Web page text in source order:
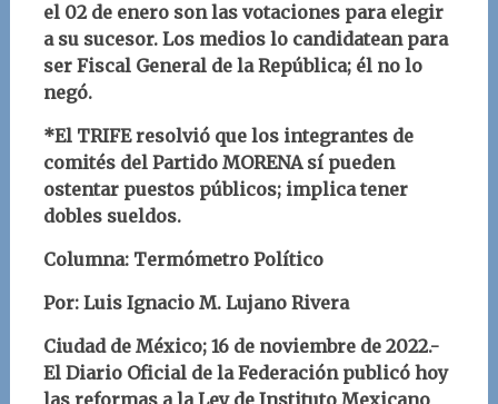
el 02 de enero son las votaciones para elegir
a su sucesor. Los medios lo candidatean para
ser Fiscal General de la República; él no lo
negó.
*El TRIFE resolvió que los integrantes de
comités del Partido MORENA sí pueden
ostentar puestos públicos; implica tener
dobles sueldos.
Columna: Termómetro Político
Por: Luis Ignacio M. Lujano Rivera
Ciudad de México; 16 de noviembre de 2022.-
El Diario Oficial de la Federación publicó hoy